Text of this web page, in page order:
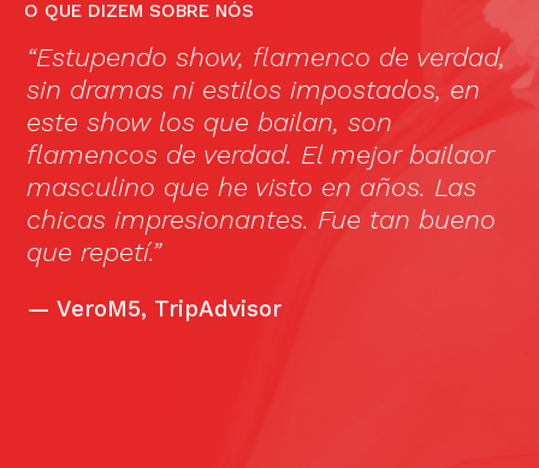
O QUE DIZEM SOBRE NÓS
“Estupendo show, flamenco de verdad,
sin dramas ni estilos impostados, en
este show los que bailan, son
flamencos de verdad. El mejor bailaor
masculino que he visto en años. Las
chicas impresionantes. Fue tan bueno
que repetí.”
— VeroM5, TripAdvisor